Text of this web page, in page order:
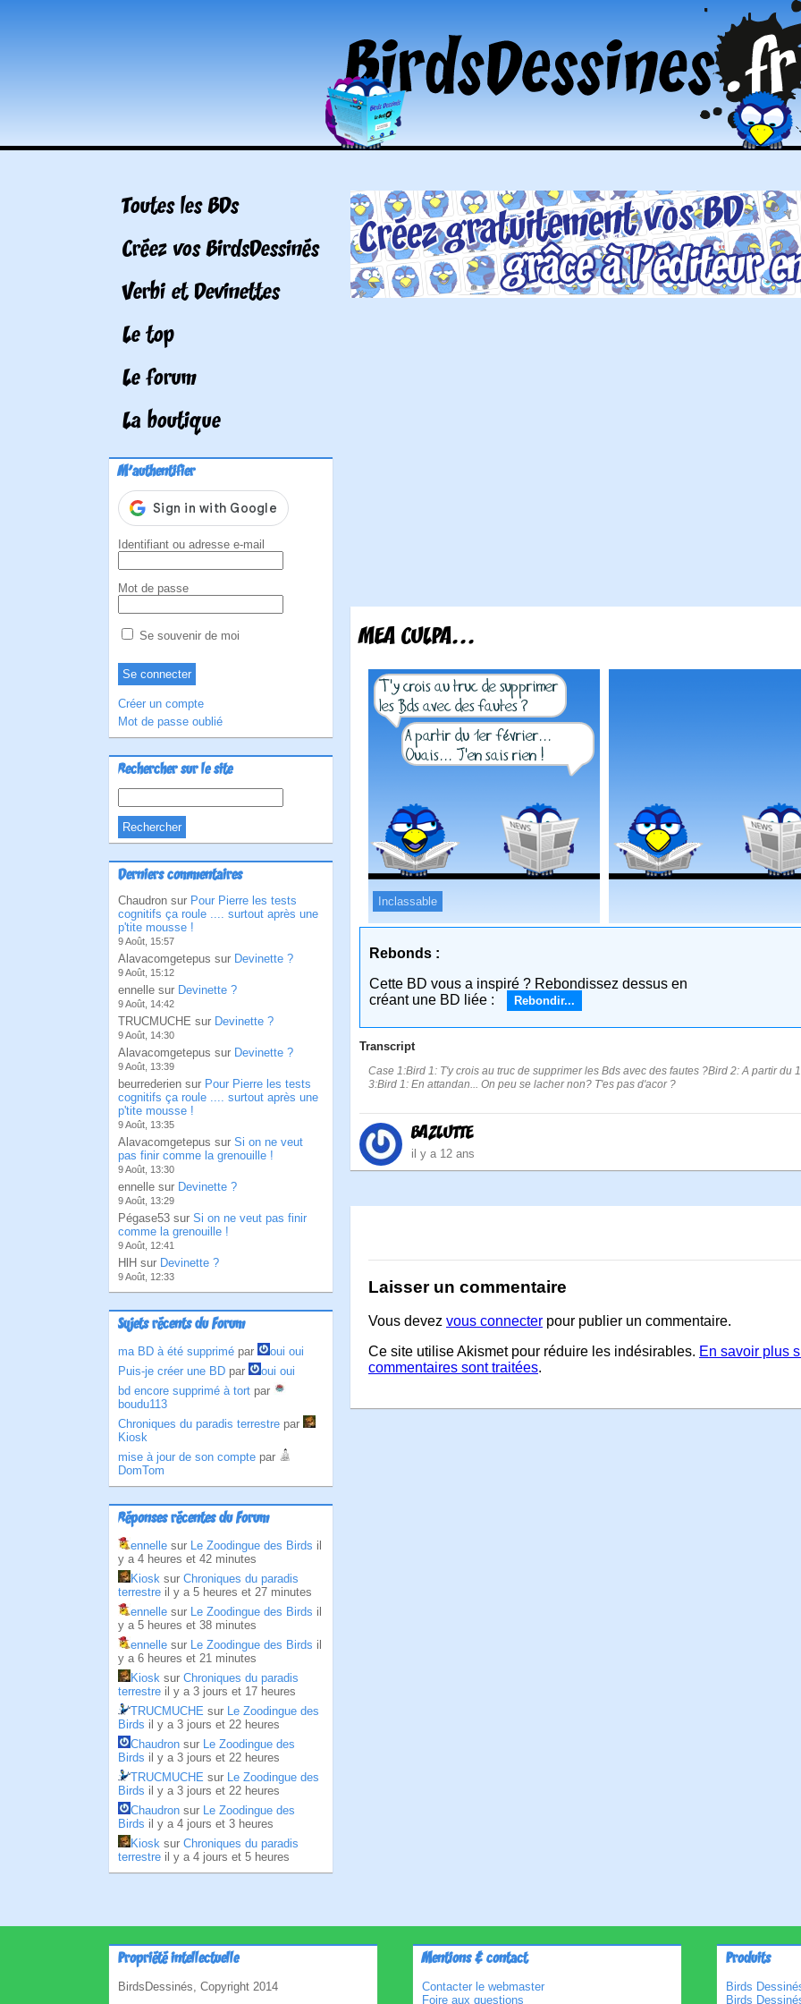
Toutes les BDs
Créez vos BirdsDessinés
Verbi et Devinettes
Le top
Le forum
La boutique
M'authentifier
Identifiant ou adresse e-mail
Mot de passe
Se souvenir de moi
Créer un compte
Mot de passe oublié
Rechercher sur le site
Derniers commentaires
Chaudron sur Pour Pierre les tests
cognitifs ça roule .... surtout après une
p'tite mousse !
9 Août, 15:57
Alavacomgetepus sur Devinette ?
9 Août, 15:12
ennelle sur Devinette ?
9 Août, 14:42
TRUCMUCHE sur Devinette ?
9 Août, 14:30
Alavacomgetepus sur Devinette ?
9 Août, 13:39
beurrederien sur Pour Pierre les tests
cognitifs ça roule .... surtout après une
p'tite mousse !
9 Août, 13:35
Alavacomgetepus sur Si on ne veut
pas finir comme la grenouille !
9 Août, 13:30
ennelle sur Devinette ?
9 Août, 13:29
Pégase53 sur Si on ne veut pas finir
comme la grenouille !
9 Août, 12:41
HlH sur Devinette ?
9 Août, 12:33
Sujets récents du Forum
ma BD à été supprimé par
oui oui
Puis-je créer une BD par
oui oui
bd encore supprimé à tort par
boudu113
Chroniques du paradis terrestre par
Kiosk
mise à jour de son compte par
DomTom
Réponses récentes du Forum
ennelle sur Le Zoodingue des Birds il
y a 4 heures et 42 minutes
Kiosk sur Chroniques du paradis
terrestre il y a 5 heures et 27 minutes
ennelle sur Le Zoodingue des Birds il
y a 5 heures et 38 minutes
ennelle sur Le Zoodingue des Birds il
y a 6 heures et 21 minutes
Kiosk sur Chroniques du paradis
terrestre il y a 3 jours et 17 heures
TRUCMUCHE sur Le Zoodingue des
Birds il y a 3 jours et 22 heures
Chaudron sur Le Zoodingue des
Birds il y a 3 jours et 22 heures
TRUCMUCHE sur Le Zoodingue des
Birds il y a 3 jours et 22 heures
Chaudron sur Le Zoodingue des
Birds il y a 4 jours et 3 heures
Kiosk sur Chroniques du paradis
terrestre il y a 4 jours et 5 heures
MEA CULPA...
Inclassable
Rebonds :
Cette BD vous a inspiré ? Rebondissez dessus en
créant une BD liée :
Rebondir...
Transcript
Case 1:Bird 1: T'y crois au truc de supprimer les Bds avec des fautes ?Bird 2: A partir du
3:Bird 1: En attandan... On peu se lacher non? T'es pas d'acor ?
BAZLUTTE
il y a 12 ans
Laisser un commentaire
Vous devez vous connecter pour publier un commentaire.
Ce site utilise Akismet pour réduire les indésirables. En savoir plus
commentaires sont traitées.
Propriété intellectuelle
BirdsDessinés, Copyright 2014
Mentions & contact
Contacter le webmaster
Foire aux questions
Produits
Birds
Birds